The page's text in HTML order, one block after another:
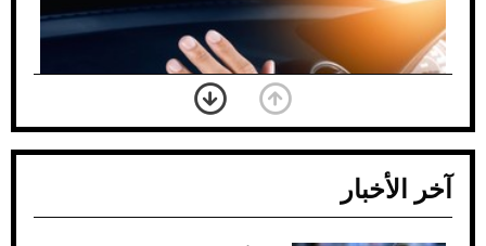
آخر الأخبار